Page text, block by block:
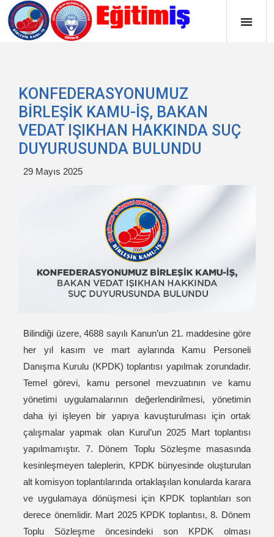
KONFEDERASYONUMUZ
BİRLEŞİK KAMU-İŞ, BAKAN
VEDAT IŞIKHAN HAKKINDA SUÇ
DUYURUSUNDA BULUNDU
29 Mayıs 2025
Bilindiği üzere, 4688 sayılı Kanun’un 21. maddesine göre
her yıl kasım ve mart aylarında Kamu Personeli
Danışma Kurulu (KPDK) toplantısı yapılmak zorundadır.
Temel görevi, kamu personel mevzuatının ve kamu
yönetimi uygulamalarının değerlendirilmesi, yönetimin
daha iyi işleyen bir yapıya kavuşturulması için ortak
çalışmalar yapmak olan Kurul’un 2025 Mart toplantısı
yapılmamıştır. 7. Dönem Toplu Sözleşme masasında
kesinleşmeyen taleplerin, KPDK bünyesinde oluşturulan
alt komisyon toplantılarında ortaklaşılan konularda karara
ve uygulamaya dönüşmesi için KPDK toplantıları son
derece önemlidir. Mart 2025 KPDK toplantısı, 8. Dönem
Toplu Sözleşme öncesindeki son KPDK olması